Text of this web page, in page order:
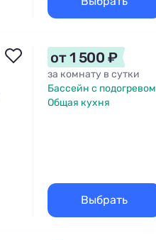
от 1 500 ₽
за комнату в сутки
Бассейн с подогревом
Общая кухня
Выбрать